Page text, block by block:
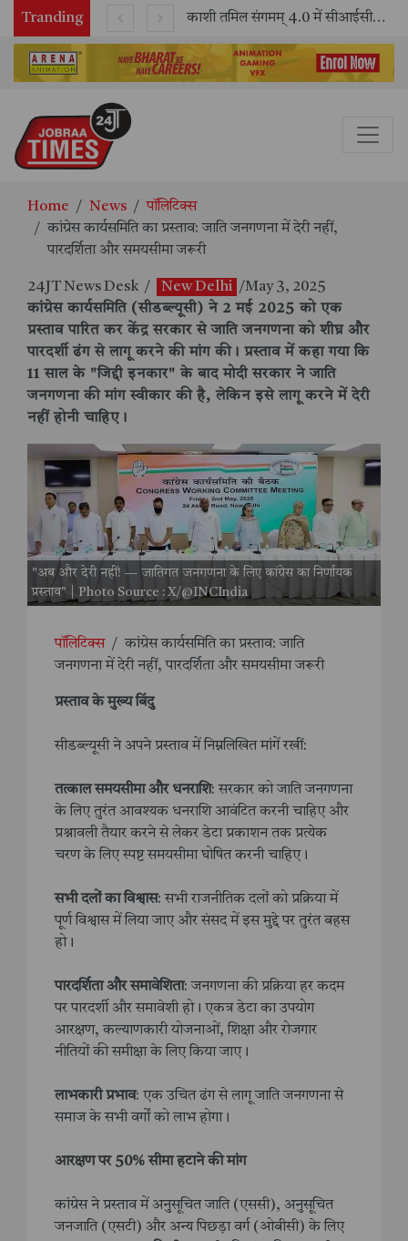
Tranding काशी तमिल संगमम् 4.0 में सीआईसीटी का स्टॉल बना तमिल भाषा और संस्कृति का केंद्र, ‘तमिल करकलाम’ से सीखना हुआ सरल
Home News
पॉलिटिक्स
कांग्रेस कार्यसमिति का प्रस्ताव: जाति जनगणना में देरी नहीं,
पारदर्शिता और समयसीमा जरूरी
24JT News Desk / New Delhi /May 3, 2025
कांग्रेस कार्यसमिति (सीडब्ल्यूसी) ने 2 मई 2025 को एक
प्रस्ताव पारित कर केंद्र सरकार से जाति जनगणना को शीघ्र और
पारदर्शी ढंग से लागू करने की मांग की। प्रस्ताव में कहा गया कि
11 साल के "जिद्दी इनकार" के बाद मोदी सरकार ने जाति
जनगणना की मांग स्वीकार की है, लेकिन इसे लागू करने में देरी
नहीं होनी चाहिए।
"अब और देरी नहीं! — जातिगत जनगणना के लिए कांग्रेस का निर्णायक
प्रस्ताव" | Photo Source : X/@INCIndia
पॉलिटिक्स / कांग्रेस कार्यसमिति का प्रस्ताव: जाति
जनगणना में देरी नहीं, पारदर्शिता और समयसीमा जरूरी
प्रस्ताव के मुख्य बिंदु
सीडब्ल्यूसी ने अपने प्रस्ताव में निम्नलिखित मांगें रखीं:
तत्काल समयसीमा और धनराशि: सरकार को जाति जनगणना
के लिए तुरंत आवश्यक धनराशि आवंटित करनी चाहिए और
प्रश्नावली तैयार करने से लेकर डेटा प्रकाशन तक प्रत्येक
चरण के लिए स्पष्ट समयसीमा घोषित करनी चाहिए।
सभी दलों का विश्वास: सभी राजनीतिक दलों को प्रक्रिया में
पूर्ण विश्वास में लिया जाए और संसद में इस मुद्दे पर तुरंत बहस
हो।
पारदर्शिता और समावेशिता: जनगणना की प्रक्रिया हर कदम
पर पारदर्शी और समावेशी हो। एकत्र डेटा का उपयोग
आरक्षण, कल्याणकारी योजनाओं, शिक्षा और रोजगार
नीतियों की समीक्षा के लिए किया जाए।
लाभकारी प्रभाव: एक उचित ढंग से लागू जाति जनगणना से
समाज के सभी वर्गों को लाभ होगा।
आरक्षण पर 50% सीमा हटाने की मांग
कांग्रेस ने प्रस्ताव में अनुसूचित जाति (एससी), अनुसूचित
जनजाति (एसटी) और अन्य पिछड़ा वर्ग (ओबीसी) के लिए